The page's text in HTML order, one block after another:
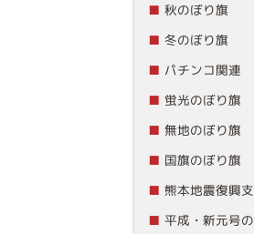
秋のぼり旗
冬のぼり旗
パチンコ関連
蛍光のぼり旗
無地のぼり旗
国旗のぼり旗
熊本地震復興
平成・新元号